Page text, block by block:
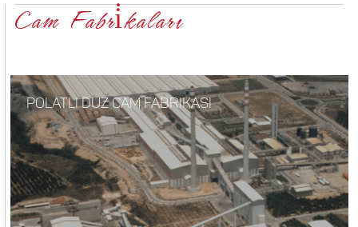
Alışveri̇ş ve Eğlence Merkezleri
Cam Fabri̇kaları
POLATLI DUZ CAM FABRIKASI